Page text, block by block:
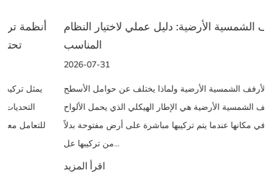
الأرفف الشمسية الأرضية: دليل عملي لاختيار النظام
المناسب
ما هو الأرفف الشمسية الأرضية ولماذا يختلف عن حوامل الأسطح
الأرفف الشمسية الأرضية هي الإطار الهيكلي الذي يحمل الألواح
الشمسية في مكانها عندما يتم تركيبها مباشرة على أرض مفتوحة بدلاً
من تركيبها عل...